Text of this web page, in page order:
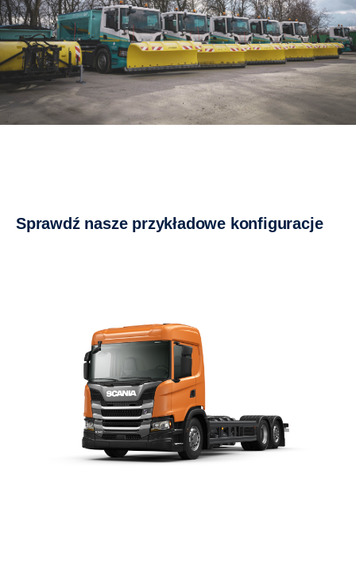
Sprawdź nasze przykładowe konfiguracje